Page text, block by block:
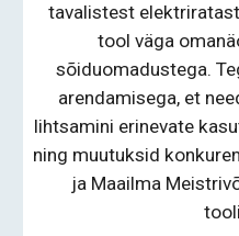
tavalistest
tool väga
sõiduomadustega.
arendamisega, et
lihtsamini erinevate
ning muutuksid
ja Maailma